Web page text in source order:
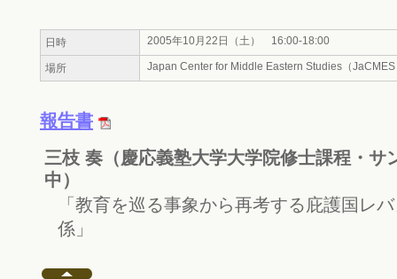
日時 2005年10月22日（土） 16:00-18:00
場所 Japan Center for Middle Eastern Studies（JaCMES
報告書
三枝 奏（慶応義塾大学大学院修士課程・サ
中）
「教育を巡る事象から再考する庇護国レ
係」